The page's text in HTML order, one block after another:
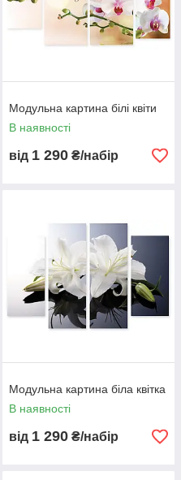
Модульна картина білі квіти
В наявності
від 1 290 ₴/набір
Модульна картина біла квітка
В наявності
від 1 290 ₴/набір